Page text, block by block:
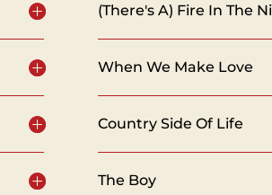
(There's A) Fire In The
When We Make Love
Country Side Of Life
The Boy